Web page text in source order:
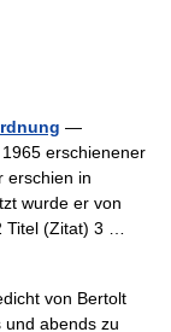
—
erschienener
erschien in
wurde er von
Titel (Zitat) 3 …
von Bertolt
und abends zu